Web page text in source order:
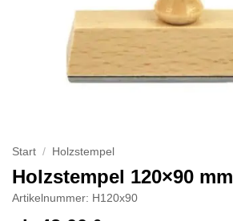
Start / Holzstempel
Holzstempel 120×90 mm
Artikelnummer: H120x90